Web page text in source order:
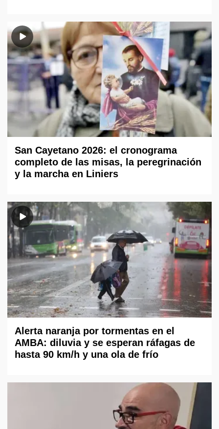
San Cayetano 2026: el cronograma
completo de las misas, la peregrinación
y la marcha en Liniers
Alerta naranja por tormentas en el
AMBA: diluvia y se esperan ráfagas de
hasta 90 km/h y una ola de frío